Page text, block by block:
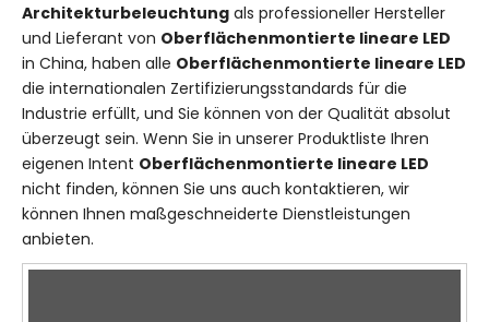
Architekturbeleuchtung als professioneller Hersteller
und Lieferant von Oberflächenmontierte lineare LED
in China, haben alle Oberflächenmontierte lineare LED
die internationalen Zertifizierungsstandards für die
Industrie erfüllt, und Sie können von der Qualität absolut
überzeugt sein. Wenn Sie in unserer Produktliste Ihren
eigenen Intent Oberflächenmontierte lineare LED
nicht finden, können Sie uns auch kontaktieren, wir
können Ihnen maßgeschneiderte Dienstleistungen
anbieten.